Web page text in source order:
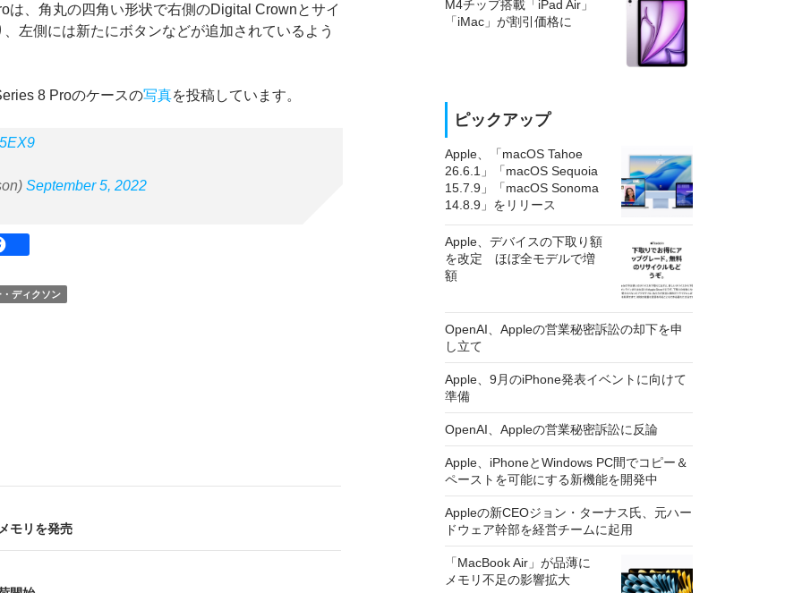
は、角丸の四角い形状で右側のDigital Crownとサイ
左側には新たにボタンなどが追加されているよう
8 Proのケースの写真を投稿しています。
September 5, 2022
・ディクソン
モリを発売
M4チップ搭載「iPad Air」
「iMac」が割引価格に
ピックアップ
Apple、「macOS Tahoe
26.6.1」「macOS Sequoia
15.7.9」「macOS Sonoma
14.8.9」をリリース
Apple、デバイスの下取り額
を改定 ほぼ全モデルで増
額
OpenAI、Appleの営業秘密訴訟の却下を申
し立て
Apple、9月のiPhone発表イベントに向けて
準備
OpenAI、Appleの営業秘密訴訟に反論
Apple、iPhoneとWindows PC間でコピー＆
ペーストを可能にする新機能を開発中
Appleの新CEOジョン・ターナス氏、元ハー
ドウェア幹部を経営チームに起用
「MacBook Air」が品薄に
メモリ不足の影響拡大